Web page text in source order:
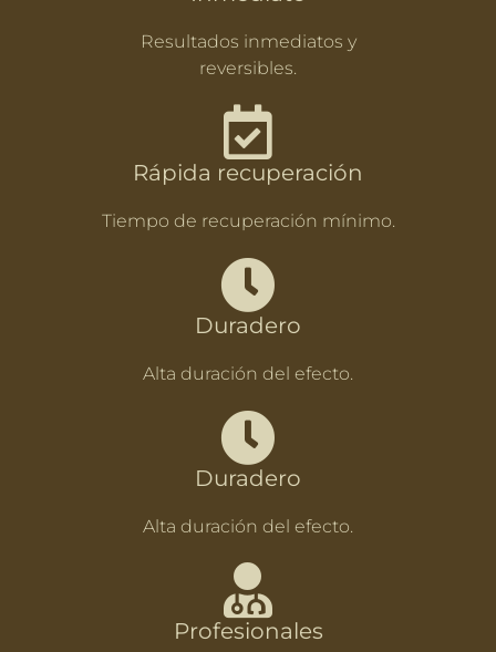
Inmediato
Resultados inmediatos y
reversibles.
Rápida recuperación
Tiempo de recuperación mínimo.
Duradero
Alta duración del efecto.
Duradero
Alta duración del efecto.